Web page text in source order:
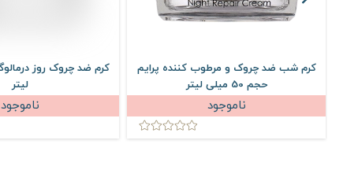
کرم شب ضد چروک و مرطوب کننده پرایم
حجم 50 میلی لیتر
ناموجود
لیتر
ناموجود